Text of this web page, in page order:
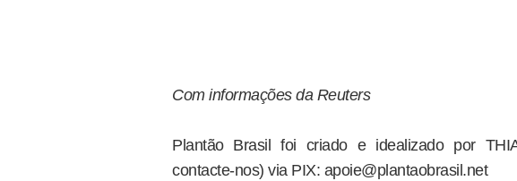
Com informações da Reuters
Plantão Brasil foi criado e idealizado por
contacte-nos) via PIX: apoie@plantaobrasil.net